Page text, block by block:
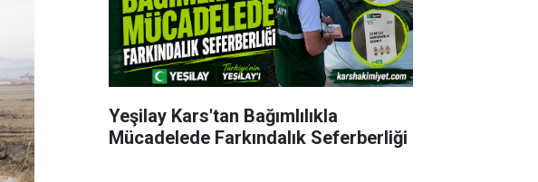
Yeşilay Kars'tan Bağımlılıkla
Mücadelede Farkındalık Seferberliği